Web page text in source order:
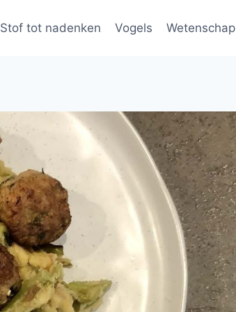
Stof tot nadenken Vogels Wetenschap